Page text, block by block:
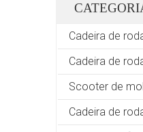
Scooter de
Cadeira de